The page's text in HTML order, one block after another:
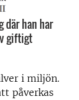
där han har
giftigt
i miljön.
påverkas